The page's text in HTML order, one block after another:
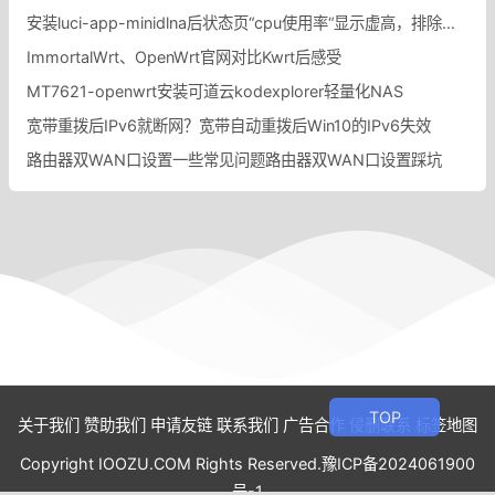
安装luci-app-minidlna后状态页“cpu使用率“显示虚高，排除过程记录。
ImmortalWrt、OpenWrt官网对比Kwrt后感受
MT7621-openwrt安装可道云kodexplorer轻量化NAS
宽带重拨后IPv6就断网？宽带自动重拨后Win10的IPv6失效
路由器双WAN口设置一些常见问题路由器双WAN口设置踩坑
关于我们 赞助我们 申请友链 联系我们 广告合作 侵删联系 标签地图
Copyright IOOZU.COM Rights Reserved.豫ICP备2024061900
号-1